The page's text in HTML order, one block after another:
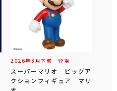
2026年3 月下旬 登場
スーパーマリオ ビッグア
クションフィギュア マリ